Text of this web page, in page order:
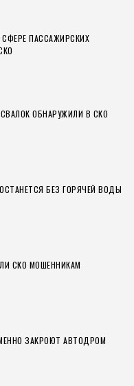
ПАССАЖИРСКИХ
ОБНАРУЖИЛИ В СКО
БЕЗ ГОРЯЧЕЙ ВОДЫ
СКО МОШЕННИКАМ
ЗАКРОЮТ АВТОДРОМ